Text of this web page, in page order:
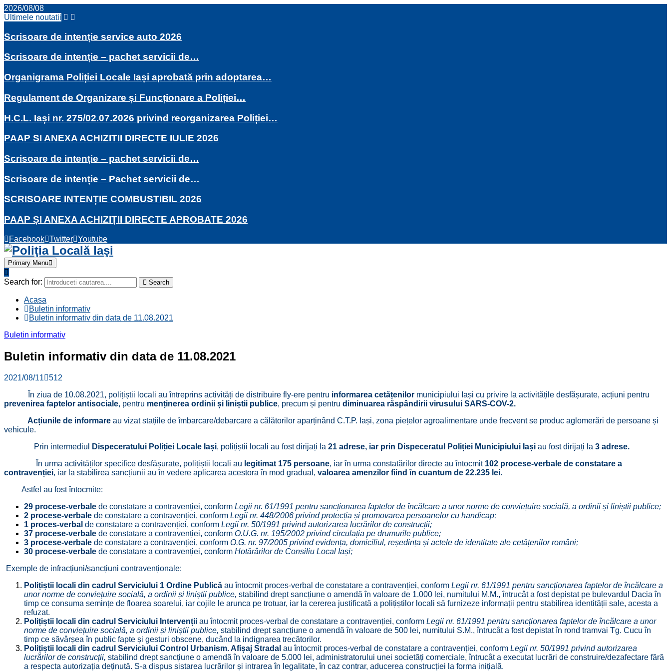
2026/08/08
Ultimele noutatii
Scrisoare de intenție service auto 2026
Scrisoare de intenție – pachet servicii de…
Organigrama Poliției Locale Iași aprobată prin adoptarea…
Regulament de Organizare și Funcționare a Poliției…
H.C.L. Iași nr. 275/02.07.2026 privind reorganizarea Poliției…
PAAP SI ANEXA ACHIZITII DIRECTE IULIE 2026
Scrisoare de intenție – pachet servicii de…
Scrisoare de intenție – Pachet servicii de…
SCRISOARE INTENȚIE COMBUSTIBIL 2026
PAAP ȘI ANEXA ACHIZIȚII DIRECTE APROBATE 2026
Facebook Twitter Youtube
Primary Menu
Search for: Search
Acasa
Buletin informativ
Buletin informativ din data de 11.08.2021
Buletin informativ
Buletin informativ din data de 11.08.2021
2021/08/11
512
În ziua de 10.08.2021, polițiștii locali au întreprins activități de distribuire fly-ere pentru informarea cetățenilor municipiului Iași cu privire la activitățile desfășurate, acțiuni pentru
prevenirea faptelor antisociale, pentru menținerea ordinii și liniștii publice, precum și pentru diminuarea răspândirii virusului SARS-COV-2.
Acțiunile de informare au vizat stațiile de îmbarcare/debarcare a călătorilor aparținând C.T.P. Iași, zona piețelor agroalimentare unde frecvent se produc aglomerări de persoane și
vehicule.
Prin intermediul
Dispeceratului Poliției Locale Iași, polițiștii locali au fost dirijați la 21 adrese, iar prin Dispeceratul Poliției Municipiului Iași au fost dirijați la 3 adrese.
În urma activităților specifice desfășurate, polițiștii locali au legitimat 175 persoane, iar în urma constatărilor directe au întocmit 102 procese-verbale de constatare a
contravenției, iar la stabilirea sancțiunii au în vedere aplicarea acestora în mod gradual, valoarea amenzilor fiind în cuantum de 22.235 lei.
Astfel au fost întocmite:
29 procese-verbale de constatare a contravenției, conform Legii nr. 61/1991 pentru sancționarea faptelor de încălcare a unor norme de conviețuire socială, a ordinii și liniștii publice;
2 procese-verbale de constatare a contravenției, conform Legii nr. 448/2006 privind protecția și promovarea persoanelor cu handicap;
1 proces-verbal de constatare a contravenției, conform Legii nr. 50/1991 privind autorizarea lucrărilor de construcții;
37 procese-verbale de constatare a contravenției, conform O.U.G. nr. 195/2002 privind circulația pe drumurile publice;
3 procese-verbale de constatare a contravenției, conform O.G. nr. 97/2005 privind evidența, domiciliul, reședința și actele de identitate ale cetățenilor români;
30 procese-verbale de constatare a contravenției, conform Hotărârilor de Consiliu Local Iași;
Exemple de infracțiuni/sancțiuni contravenționale:
Polițiștii locali din cadrul Serviciului 1 Ordine Publică au întocmit proces-verbal de constatare a contravenției, conform Legii nr. 61/1991 pentru sancționarea faptelor de încălcare a
unor norme de conviețuire socială, a ordinii și liniștii publice, stabilind drept sancțiune o amendă în valoare de 1.000 lei, numitului M.M., întrucât a fost depistat pe bulevardul Dacia în
timp ce consuma semințe de floarea soarelui, iar cojile le arunca pe trotuar, iar la cererea justificată a polițiștilor locali să furnizeze informații pentru stabilirea identității sale, acesta a
refuzat.
Polițiștii locali din cadrul Serviciului Intervenții au întocmit proces-verbal de constatare a contravenției, conform Legii nr. 61/1991 pentru sancționarea faptelor de încălcare a unor
norme de conviețuire socială, a ordinii și liniștii publice, stabilind drept sancțiune o amendă în valoare de 500 lei, numitului S.M., întrucât a fost depistat în rond tramvai Tg. Cucu în
timp ce săvârșea în public fapte și gesturi obscene, ducând la indignarea trecătorilor.
Polițiștii locali din cadrul Serviciului Control Urbanism. Afișaj Stradal au întocmit proces-verbal de constatare a contravenției, conform Legii nr. 50/1991 privind autorizarea
lucrărilor de construcții, stabilind drept sancțiune o amendă în valoare de 5.000 lei, administratorului unei societăți comerciale, întrucât a executat lucrări de construire/dezafectare fără
a respecta autorizația deținută. S-a dispus sistarea lucrărilor și intrarea în legalitate, în caz contrar, aducerea construcției la forma inițială.